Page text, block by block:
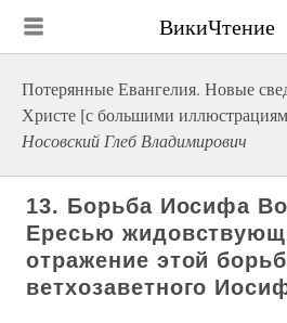
ВикиЧтение
Потерянные Евангелия. Новые
Христе [с большими
Носовский Глеб Владимирович
13. Борьба Иосифа
Ересью
отражение этой
ветхозаветного